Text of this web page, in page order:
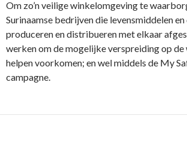
Om zo’n veilige winkelomgeving te
Surinaamse bedrijven die levensmiddelen
produceren en distribueren met elkaar
werken om de mogelijke verspreiding op
helpen voorkomen; en wel middels de My
campagne.